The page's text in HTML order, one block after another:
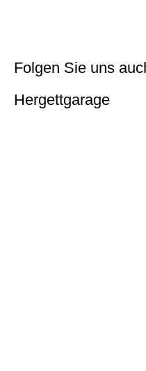
Folgen Sie uns
Hergettgarage